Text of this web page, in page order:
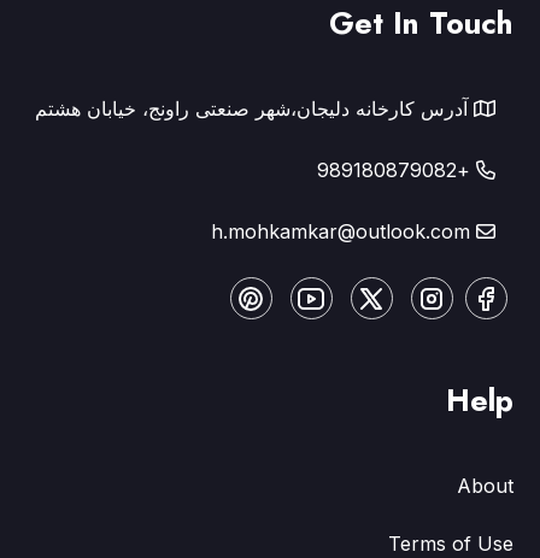
Get In Touch
آدرس کارخانه دلیجان،شهر صنعتی راونج، خیابان هشتم
+989180879082
h.mohkamkar@outlook.com
Help
About
Terms of Use